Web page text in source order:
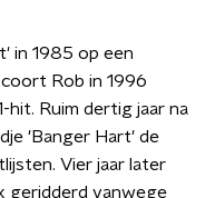
in 1985 op een
Rob in 1996
hit. Ruim dertig jaar na
'Banger Hart' de
Vier jaar later
geridderd vanwege